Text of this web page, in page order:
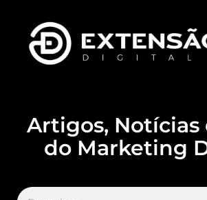
Artigos, Notícias
do Marketing